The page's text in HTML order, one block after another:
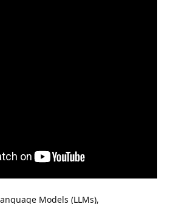
Models (LLMs),